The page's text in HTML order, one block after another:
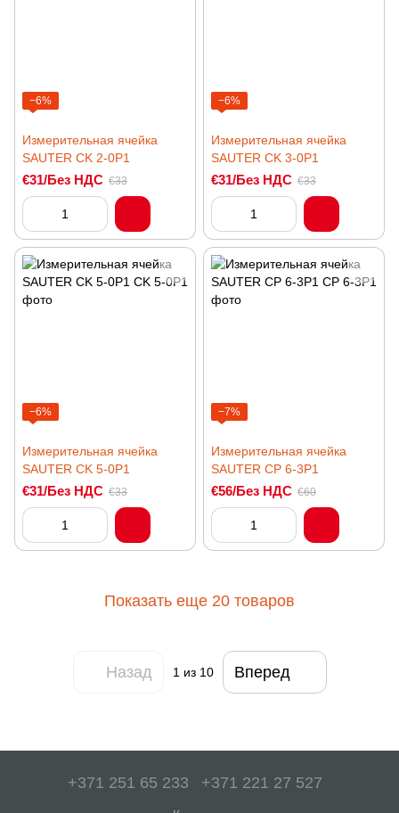
−6%
Измерительная ячейка
SAUTER CK 2-0P1
€31/Без НДС €33
−6%
Измерительная ячейка
SAUTER CK 3-0P1
€31/Без НДС €33
−6%
Измерительная ячейка
SAUTER CK 5-0P1
€31/Без НДС €33
−7%
Измерительная ячейка
SAUTER CP 6-3P1
€56/Без НДС €60
Показать еще 20 товаров
Назад 1 из 10 Вперед
+371 251 65 233 +371 221 27 527